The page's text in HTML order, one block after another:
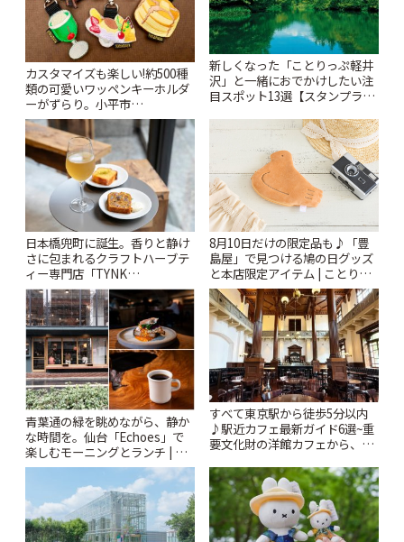
カスタマイズも楽しい!約500種
類の可愛いワッペンキーホルダ
ーがずらり。小平市
「Kimamaya T&K」 | ことりっ
ぷ
新しくなった「ことりっぷ軽井
沢」と一緒におでかけしたい注
目スポット13選【スタンプラリ
日本橋兜町に誕生。香りと静け
さに包まれるクラフトハーブテ
ィー専門店「TYNK
Kabutocho」 | ことりっぷ
8月10日だけの限定品も♪「豊
島屋」で見つける鳩の日グッズ
と本店限定アイテム | ことりっ
ぷ
青葉通の緑を眺めながら、静か
な時間を。仙台「Echoes」で
楽しむモーニングとランチ | こ
とりっぷ
すべて東京駅から徒歩5分以内
♪駅近カフェ最新ガイド6選~重
要文化財の洋館カフェから、改
りっぷ